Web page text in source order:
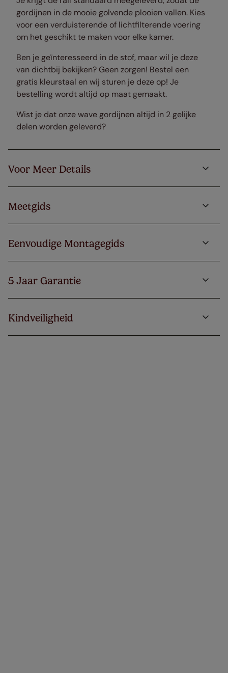
gordijnen in de mooie golvende plooien vallen. Kies
voor een verduisterende of lichtfilterende voering
om het geschikt te maken voor elke kamer.
Ben je geïnteresseerd in de stof, maar wil je deze
van dichtbij bekijken? Geen zorgen! Bestel een
gratis kleurstaal en wij sturen je deze op! Je
bestelling wordt altijd op maat gemaakt.
Wist je dat onze wave gordijnen altijd in 2 gelijke
delen worden geleverd?
Voor Meer Details
Meetgids
Eenvoudige Montagegids
5 Jaar Garantie
Kindveiligheid